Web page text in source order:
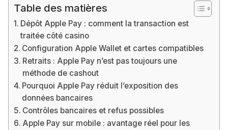
Table des matières
Dépôt Apple Pay : comment la transaction est
traitée côté casino
Configuration Apple Wallet et cartes compatibles
Retraits : Apple Pay n’est pas toujours une
méthode de cashout
Pourquoi Apple Pay réduit l’exposition des
données bancaires
Contrôles bancaires et refus possibles
Apple Pay sur mobile : avantage réel pour les